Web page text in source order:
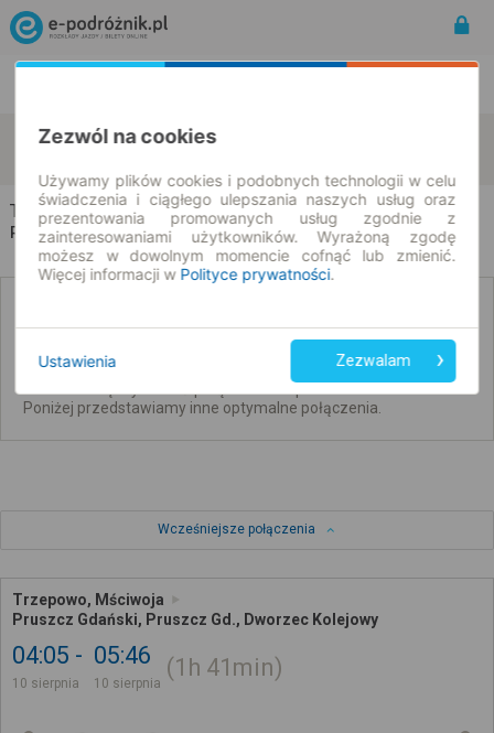
Trzepowo
Pruszcz Gdański
Trzepowo → Pruszcz Gdański
Rozkład jazdy i bilety
połączenia z przesiadkami.
Poniżej przedstawiamy inne optymalne połączenia.
Wcześniejsze połączenia
Trzepowo, Mściwoja
Pruszcz Gdański, Pruszcz Gd., Dworzec Kolejowy
04:05
10 sierpnia
05:46
10 sierpnia
1h 41min
Zezwól na cookies
Używamy plików cookies i podobnych technologii w celu
świadczenia i ciągłego ulepszania naszych usług oraz
prezentowania promowanych usług zgodnie z
zainteresowaniami użytkowników. Wyrażoną zgodę
możesz w dowolnym momencie cofnąć lub zmienić.
Więcej informacji w Polityce prywatności.
Ustawienia Zezwalam